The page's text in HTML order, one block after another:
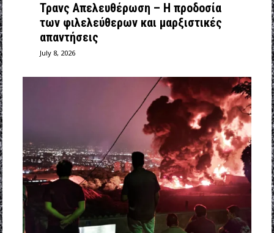
Τρανς Απελευθέρωση – Η προδοσία
των φιλελεύθερων και μαρξιστικές
απαντήσεις
July 8, 2026